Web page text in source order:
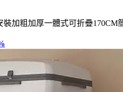
加粗加厚一體式可折疊170CM